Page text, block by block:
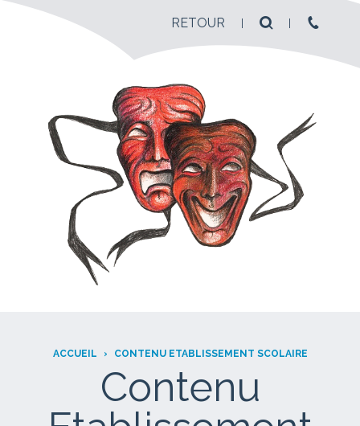
RETOUR
ACCUEIL › CONTENU ETABLISSEMENT SCOLAIRE
Contenu